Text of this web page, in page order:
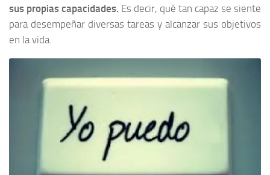
sus propias capacidades. Es decir, qué tan capaz se siente
para desempeñar diversas tareas y alcanzar sus objetivos
en la vida.